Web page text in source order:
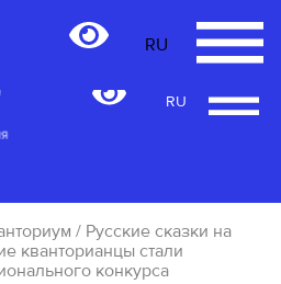
RU
RU
/ Русские сказки на
кванторианцы стали
конкурса